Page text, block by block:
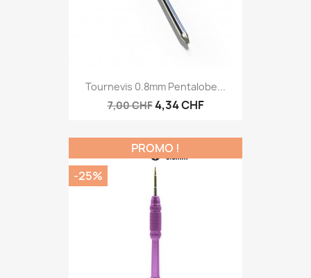
Tournevis 0.8mm Pentalobe...
7,00 CHF4,34 CHF
PROMO !
-25%